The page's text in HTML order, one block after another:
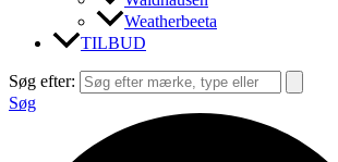
Weatherbeeta
TILBUD
Søg efter:
Søg